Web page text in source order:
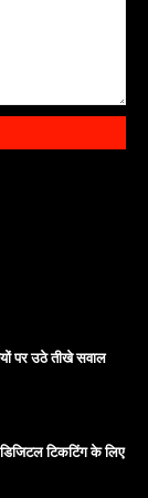
पर उठे तीखे सवाल
टिकटिंग के लिए